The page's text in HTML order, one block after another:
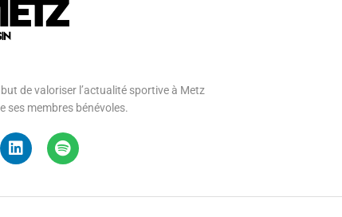
de valoriser l’actualité sportive à Metz
ses membres bénévoles.